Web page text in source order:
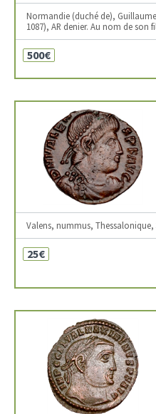
Normandie (duché de),
1087), AR denier. Au nom de son
500€
Valens, nummus, Thessalonique,
25€